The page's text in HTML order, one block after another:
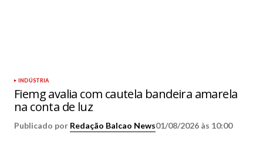
INDÚSTRIA
Fiemg avalia com cautela bandeira amarela
na conta de luz
Publicado por Redação Balcao News01/08/2026 às 10:00